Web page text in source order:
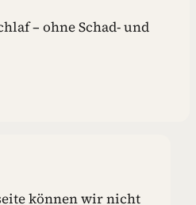
– ohne Schad- und
können wir nicht